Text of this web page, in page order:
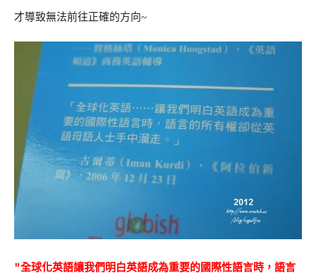
才導致無法前往正確的方向~
"全球化英語讓我們明白英語成為重要的國際性語言時，語言